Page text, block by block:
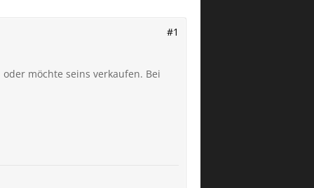
#1
möchte seins verkaufen. Bei